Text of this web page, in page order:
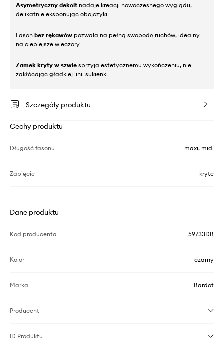
Asymetryczny dekolt nadaje kreacji nowoczesnego wyglądu,
delikatnie eksponując obojczyki
Fason bez rękawów pozwala na pełną swobodę ruchów, idealny
na cieplejsze wieczory
Zamek kryty w szwie sprzyja estetycznemu wykończeniu, nie
zakłócając gładkiej linii sukienki
Szczegóły produktu
Cechy produktu
Długość fasonu maxi, midi
Zapięcie kryte
Dane produktu
Kod producenta 59733DB
Kolor czarny
Marka Bardot
Producent
ID Produktu